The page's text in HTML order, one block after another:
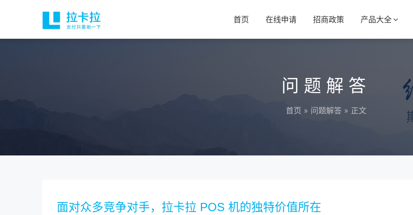
首页 在线申请 招商政策 产品大全
问题解答
首页 » 问题解答 » 正文
面对众多竞争对手，拉卡拉 POS 机的独特价值所在